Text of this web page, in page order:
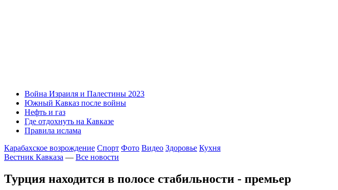
Война Израиля и Палестины 2023
Южный Кавказ после войны
Нефть и газ
Где отдохнуть на Кавказе
Правила ислама
Карабахское возрождение Спорт Фото Видео Здоровье Кухня
Вестник Кавказа — Все новости
Турция находится в полосе стабильности - премьер